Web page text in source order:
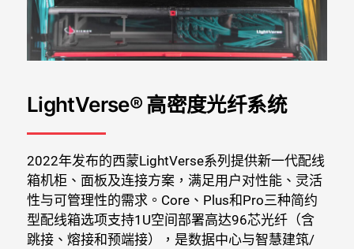
LightVerse® 高密度光纤系统
2022年发布的西蒙LightVerse系列提供新一代配线
箱机柜、面板及连接方案，满足用户对性能、灵活
性与可管理性的需求。Core、Plus和Pro三种简约
型配线箱选项支持1U空间部署高达96芯光纤（含
跳接、熔接和预端接），是数据中心与智慧建筑/